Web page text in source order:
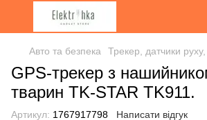
Авто та безпека Трекер, датчики
GPS-трекер з
тварин TK-STAR TK911.
Артикул: 1767917798 Написати відгук